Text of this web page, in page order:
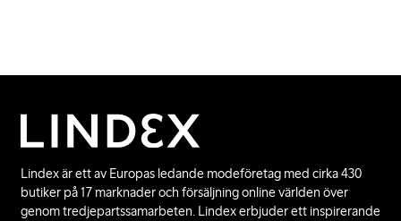
Lindex är ett av Europas ledande modeföretag med cirka 430
butiker på 17 marknader och försäljning online världen över
genom tredjepartssamarbeten. Lindex erbjuder ett inspirerande